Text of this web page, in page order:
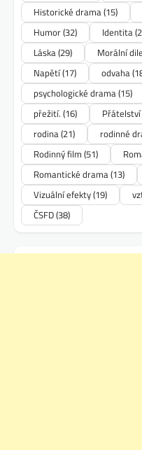
Historické drama(15)
Humor(32) Identita
Láska(29) Morální
Napětí(17) odvaha
psychologické drama(15)
přežití. (16) Přátelství
rodina(21) rodinné
Rodinný film (51)
Romantické drama(13)
Vizuální efekty(19)
ČSFD(38)